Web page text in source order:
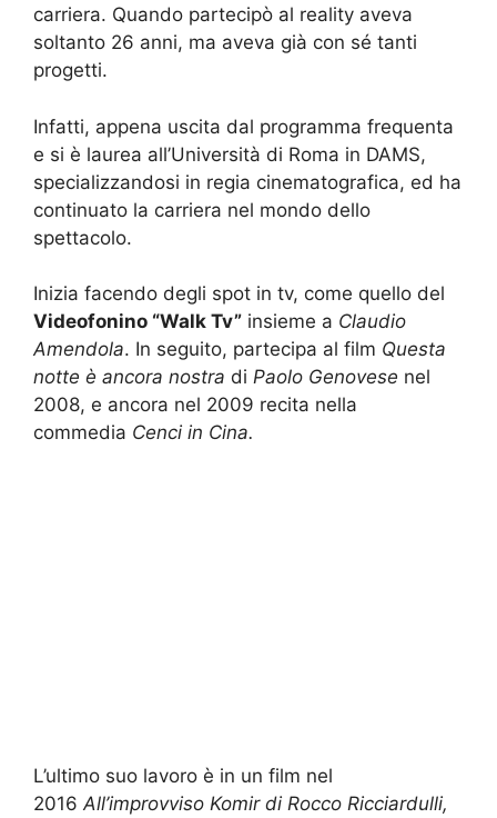
carriera. Quando partecipò al reality aveva
soltanto 26 anni, ma aveva già con sé tanti
progetti.
Infatti, appena uscita dal programma frequenta
e si è laurea all’Università di Roma in DAMS,
specializzandosi in regia cinematografica, ed ha
continuato la carriera nel mondo dello
spettacolo.
Inizia facendo degli spot in tv, come quello del
Videofonino “Walk Tv” insieme a Claudio
Amendola. In seguito, partecipa al film Questa
notte è ancora nostra di Paolo Genovese nel
2008, e ancora nel 2009 recita nella
commedia Cenci in Cina.
L’ultimo suo lavoro è in un film nel
2016 All’improvviso Komir di Rocco Ricciardulli,